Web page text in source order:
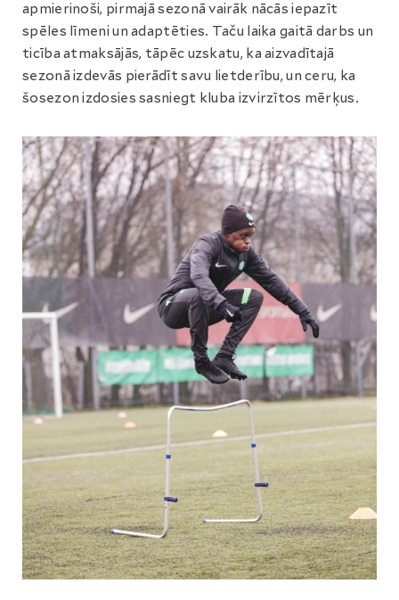
apmierinoši, pirmajā sezonā vairāk nācās iepazīt
spēles līmeni un adaptēties. Taču laika gaitā darbs un
ticība atmaksājās, tāpēc uzskatu, ka aizvadītajā
sezonā izdevās pierādīt savu lietderību, un ceru, ka
šosezon izdosies sasniegt kluba izvirzītos mērķus.